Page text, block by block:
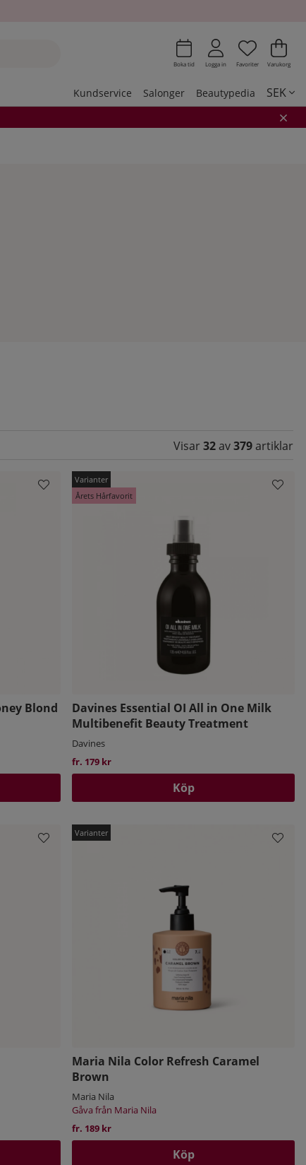
Boka tid Logga in Antal i
.
Favoriter .
Varukorg
Kundservice Salonger Beautypedia SEK
Visar 32av379artiklar
Blond
Årets Hårfavorit
Davines Essential OI All in One Milk
Multibenefit Beauty Treatment
Davines
fr. 179 kr
Köp
Maria Nila Color Refresh Caramel
Brown
Maria Nila
Gåva från Maria Nila
fr. 189 kr
Köp